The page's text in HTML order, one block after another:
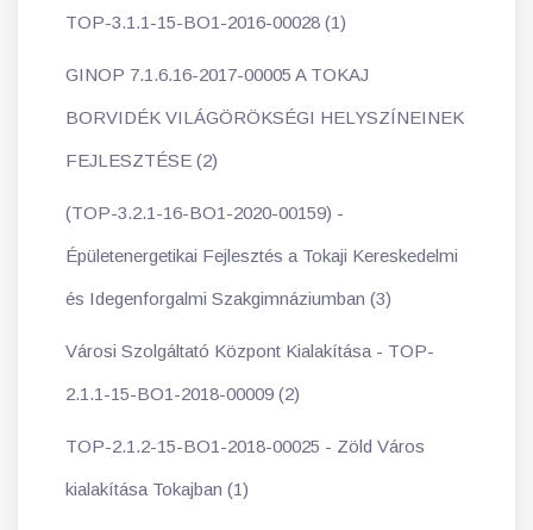
TOP-3.1.1-15-BO1-2016-00028 (1)
GINOP 7.1.6.16-2017-00005 A TOKAJ
BORVIDÉK VILÁGÖRÖKSÉGI HELYSZÍNEINEK
FEJLESZTÉSE (2)
(TOP-3.2.1-16-BO1-2020-00159) -
Épületenergetikai Fejlesztés a Tokaji Kereskedelmi
és Idegenforgalmi Szakgimnáziumban (3)
Városi Szolgáltató Központ Kialakítása - TOP-
2.1.1-15-BO1-2018-00009 (2)
TOP-2.1.2-15-BO1-2018-00025 - Zöld Város
kialakítása Tokajban (1)